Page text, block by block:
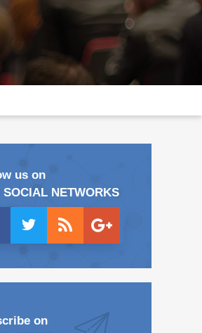
us on
SOCIAL NETWORKS
on